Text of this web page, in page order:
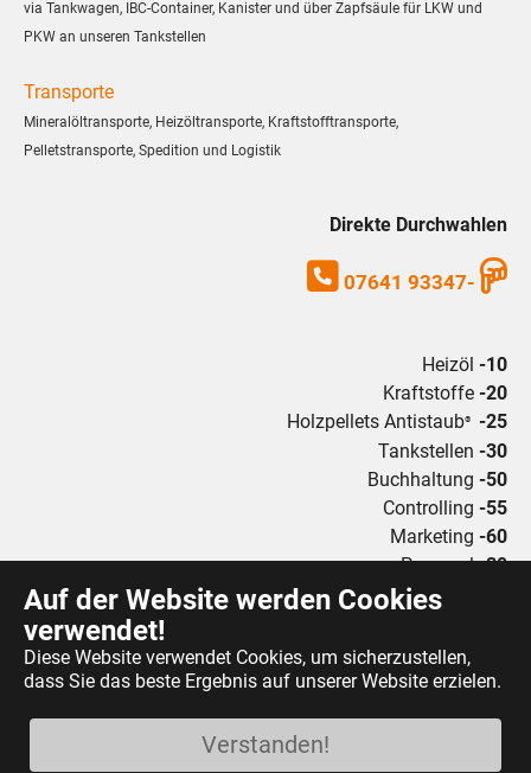
Auf der Website werden Cookies
verwendet!
Diese Website verwendet Cookies, um sicherzustellen,
dass Sie das beste Ergebnis auf unserer Website erzielen.
Verstanden!
via Tankwagen, IBC-Container, Kanister und über Zapfsäule für LKW und
PKW an unseren Tankstellen
Transporte
Mineralöltransporte, Heizöltransporte, Kraftstofftransporte,
Pelletstransporte, Spedition und Logistik
Direkte Durchwahlen
07641 93347-
Heizöl -10
Kraftstoffe -20
Holzpellets Antistaub® -25
Tankstellen -30
Buchhaltung -50
Controlling -55
Marketing -60
Personal-80
Facebook
TwitterGoogle+
Xing